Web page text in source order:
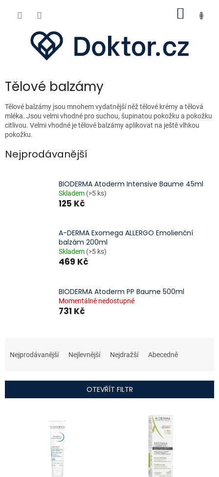
Tělové balzámy
Tělové balzámy jsou mnohem vydatnější něž tělové krémy a tělová
mléka. Jsou velmi vhodné pro suchou, šupinatou pokožku a pokožku
citlivou. Velmi vhodné je tělové balzámy aplikovat na ještě vlhkou
pokožku.
Nejprodávanější
BIODERMA Atoderm Intensive Baume 45ml
Skladem (>5 ks)
125 Kč
A-DERMA Exomega ALLERGO Emolienční
balzám 200ml
Skladem (>5 ks)
469 Kč
BIODERMA Atoderm PP Baume 500ml
Momentálně nedostupné
731 Kč
a
í
Nejprodávanější Nejlevnější Nejdražší Abecedně
OTEVŘÍT FILTR